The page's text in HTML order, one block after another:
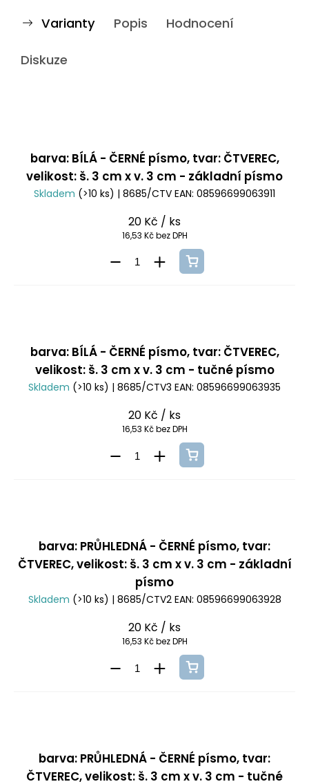
Varianty Popis Hodnocení
Diskuze
barva: BÍLÁ - ČERNÉ písmo, tvar: ČTVEREC,
velikost: š. 3 cm x v. 3 cm - základní písmo
Skladem (>10 ks) | 8685/CTV EAN: 08596699063911
20 Kč / ks
16,53 Kč bez DPH
barva: BÍLÁ - ČERNÉ písmo, tvar: ČTVEREC,
velikost: š. 3 cm x v. 3 cm - tučné písmo
Skladem (>10 ks) | 8685/CTV3 EAN: 08596699063935
20 Kč / ks
16,53 Kč bez DPH
barva: PRŮHLEDNÁ - ČERNÉ písmo, tvar:
ČTVEREC, velikost: š. 3 cm x v. 3 cm - základní
písmo
Skladem (>10 ks) | 8685/CTV2 EAN: 08596699063928
20 Kč / ks
16,53 Kč bez DPH
barva: PRŮHLEDNÁ - ČERNÉ písmo, tvar:
ČTVEREC, velikost: š. 3 cm x v. 3 cm - tučné